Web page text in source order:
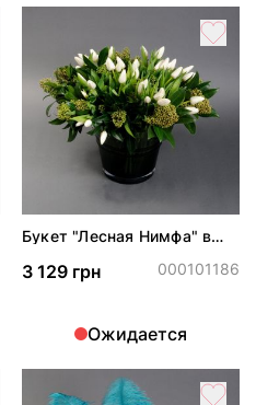
Букет "Лесная Нимфа" в
3 129 грн 000101186
Ожидается